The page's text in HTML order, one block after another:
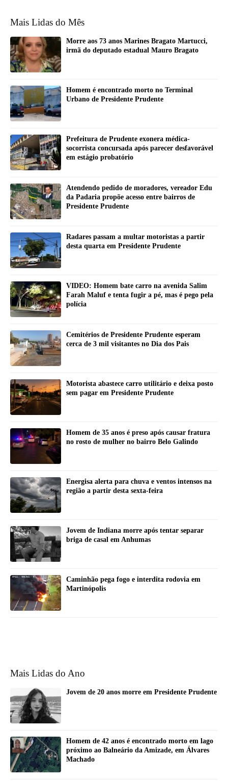
Mais Lidas do Mês
Morre aos 73 anos Marines Bragato Martucci,
irmã do deputado estadual Mauro Bragato
Homem é encontrado morto no Terminal
Urbano de Presidente Prudente
Prefeitura de Prudente exonera médica-
socorrista concursada após parecer desfavorável
em estágio probatório
Atendendo pedido de moradores, vereador Edu
da Padaria propõe acesso entre bairros de
Presidente Prudente
Radares passam a multar motoristas a partir
desta quarta em Presidente Prudente
VIDEO: Homem bate carro na avenida Salim
Farah Maluf e tenta fugir a pé, mas é pego pela
polícia
Cemitérios de Presidente Prudente esperam
cerca de 3 mil visitantes no Dia dos Pais
Motorista abastece carro utilitário e deixa posto
sem pagar em Presidente Prudente
Homem de 35 anos é preso após causar fratura
no rosto de mulher no bairro Belo Galindo
Energisa alerta para chuva e ventos intensos na
região a partir desta sexta-feira
Jovem de Indiana morre após tentar separar
briga de casal em Anhumas
Caminhão pega fogo e interdita rodovia em
Martinópolis
Mais Lidas do Ano
Jovem de 20 anos morre em Presidente Prudente
Homem de 42 anos é encontrado morto em lago
próximo ao Balneário da Amizade, em Álvares
Machado